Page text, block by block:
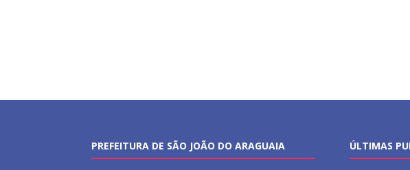
PREFEITURA DE SÃO JOÃO DO ARAGUAIA ÚLTIMAS